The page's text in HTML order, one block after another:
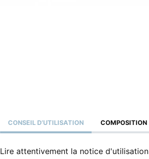
CONSEIL D’UTILISATION COMPOSITION
Lire attentivement la notice d'utilisation